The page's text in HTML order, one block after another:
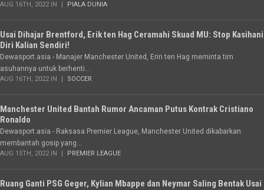
AUG 16TH, 2022 IN PIALA DUNIA
Usai Dihajar Brentford, Erik ten Hag Ceramahi Skuad MU: Stop Kasihani
Diri Kalian Sendiri!
Dewasport.asia - Manajer Manchester United, Erin ten Hag meminta tim
asuhannya untuk berhenti...
AUG 16TH, 2022 IN SOCCER
Manchester United Bantah Rumor Ancaman Putus Kontrak Cristiano
Ronaldo
Dewasport.asia - Raksasa Premier League, Manchester United dikabarkan
membantah gosip yang...
AUG 15TH, 2022 IN PREMIER LEAGUE
Ruang Ganti PSG Geger, Kylian Mbappe dan Neymar Saling Bentak Usai